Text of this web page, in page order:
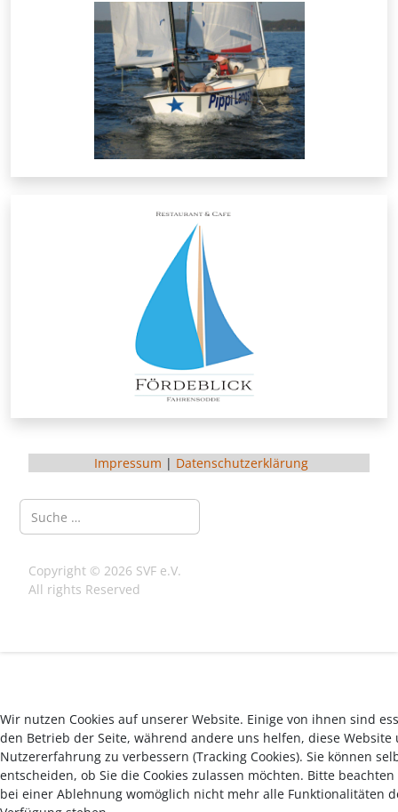
Impressum | Datenschutzerklärung
Suchen
Copyright © 2026 SVF e.V.
All rights Reserved
Wir nutzen Cookies auf unserer Website. Einige von ihnen sind
den Betrieb der Seite, während andere uns helfen, diese Website
Nutzererfahrung zu verbessern (Tracking Cookies). Sie können
entscheiden, ob Sie die Cookies zulassen möchten. Bitte beachten
bei einer Ablehnung womöglich nicht mehr alle Funktionalitäten